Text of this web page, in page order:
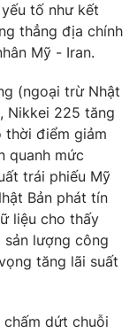
tố như kết
thẳng địa chính
Mỹ - Iran.
(ngoại trừ Nhật
Nikkei 225 tăng
thời điểm giảm
quanh mức
trái phiếu Mỹ
Bản phát tín
liệu cho thấy
sản lượng công
tăng lãi suất
chấm dứt chuỗi